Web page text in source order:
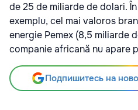
de 25 de miliarde de dolari.
exemplu, cel mai valoros
energie Pemex (8,5 miliarde
companie africană nu apare
Подпишитесь на